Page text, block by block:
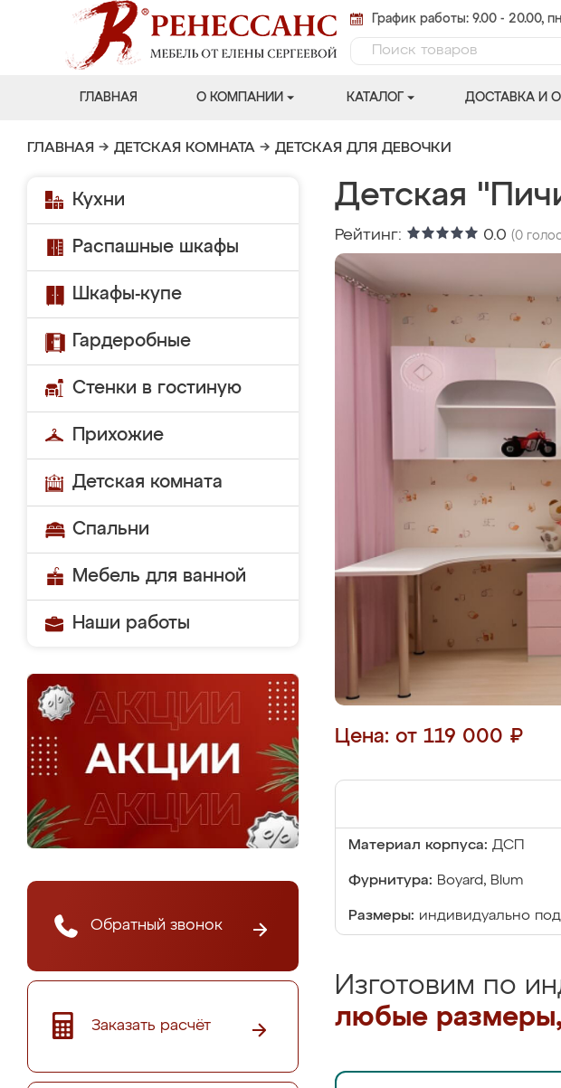
График работы: 9.00 - 20.00,
ГЛАВНАЯ О КОМПАНИИ КАТАЛОГ ДОСТАВКА И
ГЛАВНАЯ → ДЕТСКАЯ КОМНАТА → ДЕТСКАЯ ДЛЯ ДЕВОЧКИ
Кухни
Распашные шкафы
Шкафы-купе
Гардеробные
Стенки в гостиную
Прихожие
Детская комната
Спальни
Мебель для ванной
Наши работы
Обратный звонок
Заказать расчёт
Детская
Рейтинг: 0.0 (0
Цена: от 119 000 ₽
Материал корпуса: ДСП
Фурнитура: Boyard, Blum
Размеры: индивидуально
Изготовим по
любые